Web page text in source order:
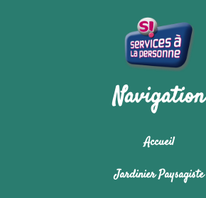
Navigation
Accueil
Jardinier Paysagiste